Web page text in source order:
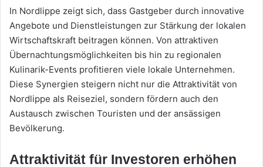
In Nordlippe zeigt sich, dass Gastgeber durch innovative
Angebote und Dienstleistungen zur Stärkung der lokalen
Wirtschaftskraft beitragen können. Von attraktiven
Übernachtungsmöglichkeiten bis hin zu regionalen
Kulinarik-Events profitieren viele lokale Unternehmen.
Diese Synergien steigern nicht nur die Attraktivität von
Nordlippe als Reiseziel, sondern fördern auch den
Austausch zwischen Touristen und der ansässigen
Bevölkerung.
Attraktivität für Investoren erhöhen